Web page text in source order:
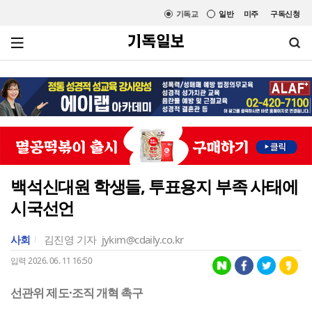
미주 구독신청
일반
기독교
백석신대원 학생들, 투표용지 부족 사태에
시국선언
사회 김진영 기자 jykim@cdaily.co.kr
입력 2026. 06. 11 16:50
선관위 제도·조직 개혁 촉구